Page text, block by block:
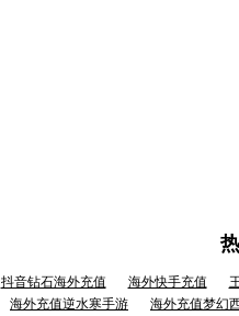
抖音钻石海外充值 海外快手充值
海外充值逆水寒手游 海外充值梦幻